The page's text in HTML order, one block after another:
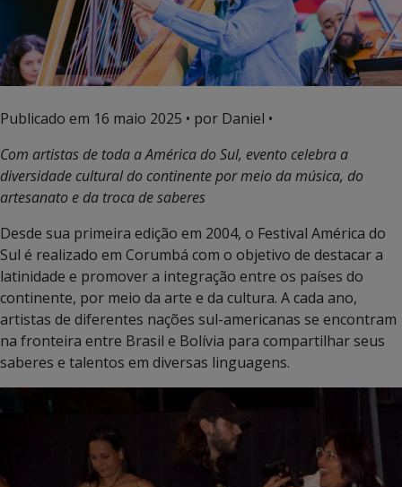
Publicado em 16 maio 2025 • por Daniel •
Com artistas de toda a América do Sul, evento celebra a
diversidade cultural do continente por meio da música, do
artesanato e da troca de saberes
Desde sua primeira edição em 2004, o Festival América do
Sul é realizado em Corumbá com o objetivo de destacar a
latinidade e promover a integração entre os países do
continente, por meio da arte e da cultura. A cada ano,
artistas de diferentes nações sul-americanas se encontram
na fronteira entre Brasil e Bolívia para compartilhar seus
saberes e talentos em diversas linguagens.